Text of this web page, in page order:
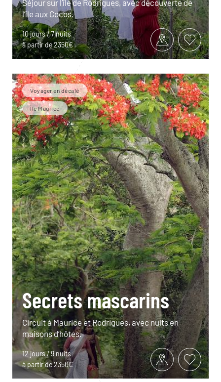
Séjour sur l’île de Rodrigues, avec découverte de
l’île aux Cocos.
10 jours / 7 nuits
à partir de 2350€
Voyager en décalé
Île Maurice
Secrets mascarins
Circuit à Maurice et Rodrigues, avec nuits en
maisons d’hôtes.
12 jours / 9 nuits
à partir de 2350€